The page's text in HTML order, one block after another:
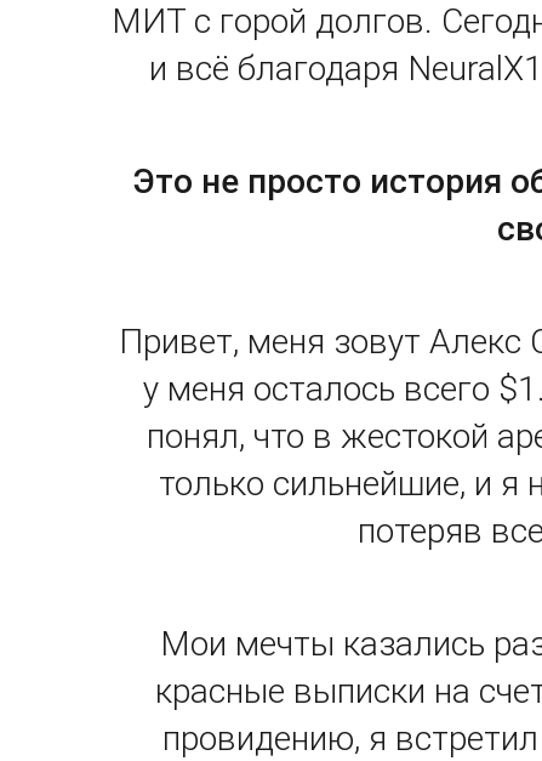
МИТ с горой долгов.
и всё благодаря
Это не просто история
Привет, меня зовут Алекс
у меня осталось всего
понял, что в жестокой
только сильнейшие, и я
потеряв
Мои мечты казались
красные выписки на
провидению, я